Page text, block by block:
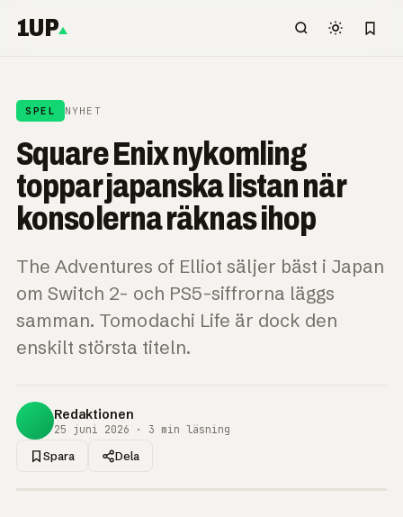
1UP
SPEL NYHET
Square Enix nykomling
toppar japanska listan när
konsolerna räknas ihop
The Adventures of Elliot säljer bäst i Japan
om Switch 2- och PS5-siffrorna läggs
samman. Tomodachi Life är dock den
enskilt största titeln.
Redaktionen
25 juni 2026 · 3 min läsning
Spara Dela